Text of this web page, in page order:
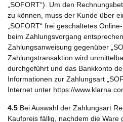
„SOFORT“). Um den
zu können, muss der Kunde über
„SOFORT“ frei geschaltetes
beim Zahlungsvorgang
Zahlungsanweisung gegenüber
Zahlungstransaktion wird
durchgeführt und das Bankkonto
Informationen zur Zahlungsart
Internet unter https://
4.5 Bei Auswahl der Zahlungsart
Kaufpreis fällig, nachdem die Ware